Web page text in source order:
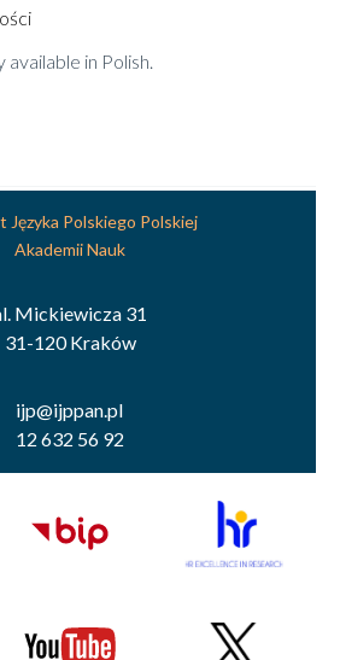
in Polish.
Polskiego Polskiej
Akademii Nauk
Mickiewicza 31
31-120 Kraków
ijp@ijppan.pl
12 632 56 92